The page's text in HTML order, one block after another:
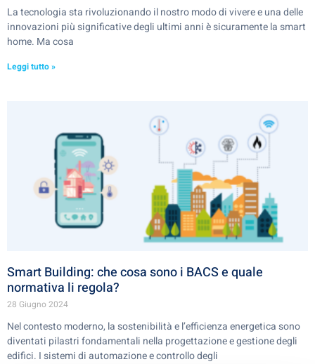
La tecnologia sta rivoluzionando il nostro modo di vivere e una delle
innovazioni più significative degli ultimi anni è sicuramente la smart
home. Ma cosa
Leggi tutto »
Smart Building: che cosa sono i BACS e quale
normativa li regola?
28 Giugno 2024
Nel contesto moderno, la sostenibilità e l’efficienza energetica sono
diventati pilastri fondamentali nella progettazione e gestione degli
edifici. I sistemi di automazione e controllo degli